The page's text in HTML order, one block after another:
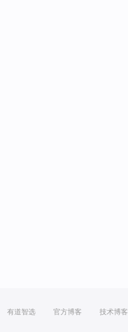
有道智选 官方博客 技术博客